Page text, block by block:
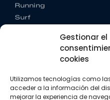
Gestionar el
cookies
Utilizamos tecnologías como
acceder a la información del
mejorar la experiencia de
Running
Surf
CONTACTO
+34 662 342 177
info@vkssport.com